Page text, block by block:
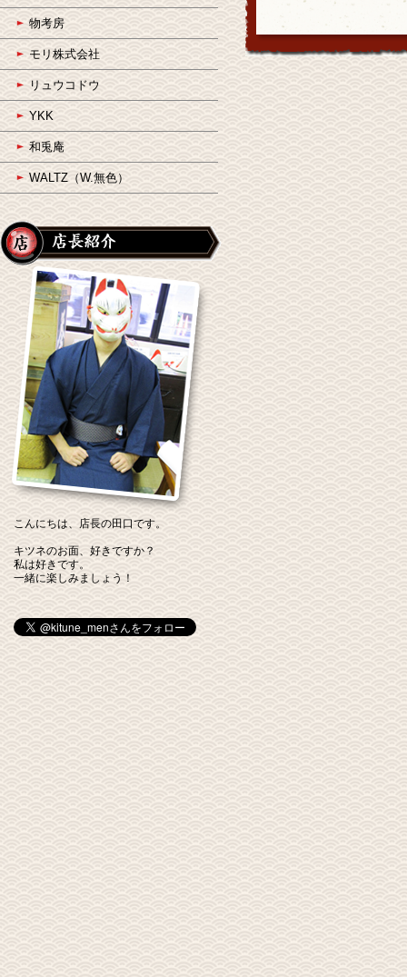
物考房
モリ株式会社
リュウコドウ
YKK
和兎庵
WALTZ（W.無色）
こんにちは、店長の田口です。
キツネのお面、好きですか？
私は好きです。
一緒に楽しみましょう！